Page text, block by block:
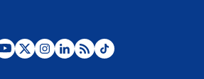
¿Por qué De la Espriella gobernará